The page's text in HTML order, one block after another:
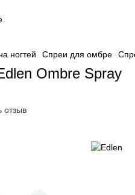
ногтей Спреи для омбре
Ombre Spray
отзыв